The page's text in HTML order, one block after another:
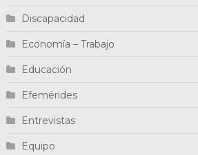
Discapacidad
Economía – Trabajo
Educación
Efemérides
Entrevistas
Equipo